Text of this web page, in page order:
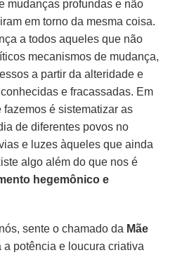
mudanças profundas e não
em torno da mesma coisa.
a todos aqueles que não
mecanismos de mudança,
a partir da alteridade e
e fracassadas. Em
é sistematizar as
de diferentes povos no
e luzes àqueles que ainda
algo além do que nos é
hegemônico e
sente o chamado da Mãe
a potência e loucura criativa